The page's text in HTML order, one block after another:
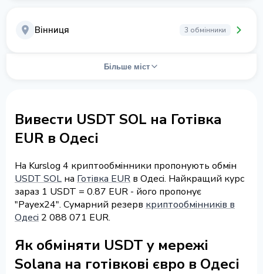
Вінниця 3 обмінники
Більше міст
Вивести USDT SOL на Готівка
EUR в Одесі
На Kurslog 4 криптообмінники пропонують обмін
USDT SOL на Готівка EUR в Одесі. Найкращий курс
зараз 1 USDT = 0.87 EUR - його пропонує
"Payex24". Сумарний резерв криптообмінників в
Одесі 2 088 071 EUR.
Як обміняти USDT у мережі
Solana на готівкові євро в Одесі